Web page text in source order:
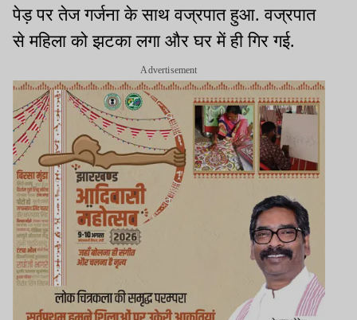
पेड़ पर तेज गर्जना के साथ वज्रपात हुआ. वज्रपात
से महिला को झटका लगा और घर में ही गिर गई.
Advertisement